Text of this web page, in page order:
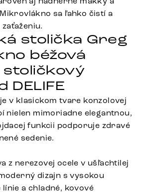
sa ľahko čistí a
stolička Greg
béžová
stoličkový
DELIFE
v klasickom tvare konzolovej
nielen mimoriadne elegantnou,
funkcii podporuje zdravé
sedenie.
z nerezovej ocele v ušľachtilej
dizajn s vysokou
a chladné, kovové